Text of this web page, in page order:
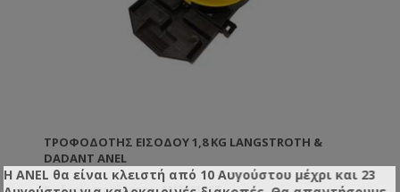
ΤΡΟΦΟΔΌΤΗΣ ΕΙΣΌΔΟΥ 1,8 KG LANGSTROTH &
DADANT ANEL
Η ANEL θα είναι κλειστή από 10 Αυγούστου μέχρι και 23